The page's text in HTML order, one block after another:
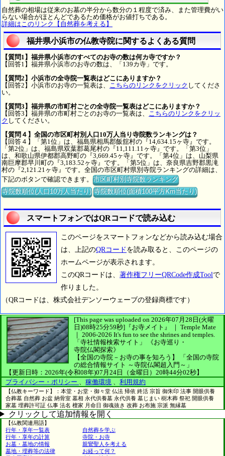
自然葬の相場は従来のお墓の半分から数分の１程度で済み、また管理費がい
らない場合がほとんどであるため価格がお値打ちである。
詳細はこのリンク【自然葬を考える】
福井県小浜市の仏教寺院に関するよくある質問
【質問1】福井県小浜市のすべてのお寺の数は何カ寺ですか？
【回答1】福井県小浜市のお寺の数は、「139カ寺」です。
【質問2】小浜市の全寺院一覧表はどこにありますか？
【回答2】小浜市のお寺の一覧表は、
こちらのリンクをクリック してくださ
い。
【質問3】福井県の市町村ごとの全寺院一覧表はどこにありますか？
【回答3】福井県の市町村ごとのお寺の一覧表は、
こちらのリンクをクリッ
ク してください。
【質問４】全国の市区町村別人口10万人当り寺院数ランキングは？
【回答４】「第1位」は、福島県相馬郡飯舘村の『14,634.15ヶ寺』です。
「第2位」は、福島県双葉郡葛尾村の『11,111.11ヶ寺』です。「第3位」
は、和歌山県伊都郡高野町の『3,669.45ヶ寺』です。「第4位」は、山梨県
南巨摩郡早川町の『3,183.52ヶ寺』です。「第5位」は、奈良県吉野郡黒滝
村の『2,121.21ヶ寺』です。全国の市区町村県別寺院ランキングの詳細は、
下記のボタンで確認できます。市区町村別寺院数ランキング
寺院数順位(人口10万人当たり) 寺院数順位(面積100平方Km当たり)
スマートフォンではQRコードで読み込む
このページをスマートフォンなどから読み込む場合
は、上記のQRコード を読み取ると、このページの
ホームページが表示されます。
このQRコードは、 著作権フリーQRCode作成Tool で
作りました。
（QRコードは、株式会社デンソーウェーブの登録商標です）
[This page was uploaded on 2026年07月28日(火曜
日)08時25分59秒] 『お寺メイト』 ｜ Temple Mate
｜ 2006-2026 It's fun to see the shrines and temples.
「寺社情報検索サイト」
《お寺巡り・
寺院仏閣探索》
【全国の寺院－お寺の事を知ろう】
「全国の寺院
の総合情報サイト ～寺院仏閣超入門～」
【更新日時：2026年(令和08年)07月24日（金曜日）20時44分02秒】
プライバシー・ポリシー
稼働環境 利用規約
【仏教キーワード】：本堂・お堂・御々堂 仏法 帰依 終活 宗旨 御朱印 法事 開眼供養
合葬墓 自然葬 お盆 納骨室 墓相 永代供養墓 永代供養 墓じまい 樹木葬 祭祀 開眼供養
家墓 埋葬許可証 仏事 法名 檀家 月命日 御魂抜き 改葬 お布施 宗派 無縁墓
クリックして追加情報を開く
【仏教関連用語】
行年・享年一覧表
自然葬を学ぶ
行年・享年の計算
寺院・お寺
お墓・墓地の情報
親鸞聖人を考える
墓地・埋葬等の法律
お経って何？